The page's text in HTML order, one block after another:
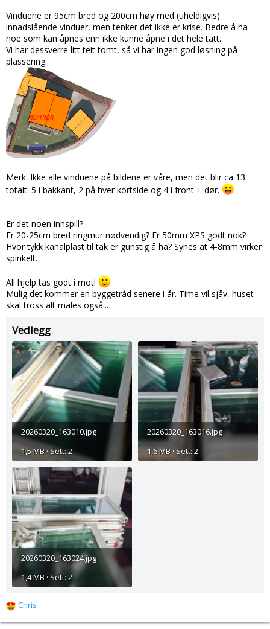
Vinduene er 95cm bred og 200cm høy med (uheldigvis)
innadslående vinduer, men tenker det ikke er krise. Bedre å ha
noe som kan åpnes enn ikke kunne åpne i det hele tatt.
Vi har dessverre litt teit tomt, så vi har ingen god løsning på
plassering.
Merk: Ikke alle vinduene på bildene er våre, men det blir ca 13
totalt. 5 i bakkant, 2 på hver kortside og 4 i front + dør.
Er det noen innspill?
Er 20-25cm bred ringmur nødvendig? Er 50mm XPS godt nok?
Hvor tykk kanalplast til tak er gunstig å ha? Synes at 4-8mm virker
spinkelt.
All hjelp tas godt i mot!
Mulig det kommer en byggetråd senere i år. Time vil sjåv, huset
skal tross alt males også...
Vedlegg
20260320_163010.jpg
1,5 MB · Sett: 2
20260320_163016.jpg
1,6 MB · Sett: 2
20260320_163024.jpg
1,4 MB · Sett: 2
R
e
Chris